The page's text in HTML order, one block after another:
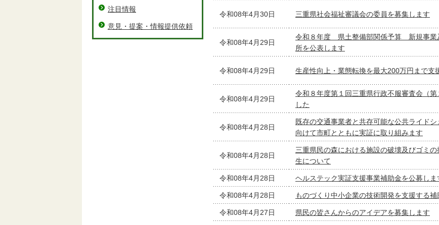
令和08年4月30日 三重県社会福祉審議会の委員を募集します
令和08年4月29日
令和８年度 県土整備部関係予算 新規事業
所を公表します
令和08年4月29日 生産性向上・業態転換を最大200万円まで支
令和08年4月29日
令和８年度第１回三重県行政不服審査会（第
した
令和08年4月28日
既存の交通事業者と共存可能な公共ライド
向けて市町とともに実証に取り組みます
令和08年4月28日
三重県民の森における施設の破壊及びゴミ
生について
令和08年4月28日 ヘルステック実証支援事業補助金を公募しま
令和08年4月28日 ものづくり中小企業の技術開発を支援する
令和08年4月27日 県民の皆さんからのアイデアを募集します
注目情報
意見・提案・情報提供依頼